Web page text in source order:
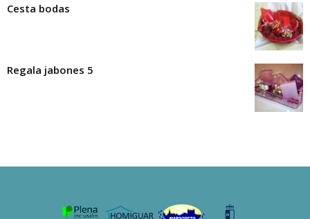
Cesta bodas
Regala jabones 5